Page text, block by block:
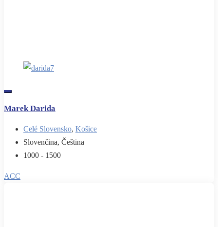
Marek Darida
Celé Slovensko, Košice
Slovenčina, Čeština
1000 - 1500
ACC